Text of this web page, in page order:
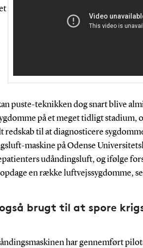
puste-teknikken dog snart blive
på et meget tidligt stadium,
til at diagnosticere
maskine på Odense
udåndingsluft, og ifølge
en række luftvejssygdomme,
brugt til at spore
har gennemført